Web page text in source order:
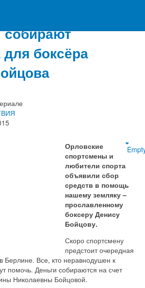
для боксёра
Орловские
спортсмены и
любители спорта
объявили сбор
средств в помощь
нашему земляку –
прославленному
боксеру Денису
Бойцову.
Скоро спортсмену
предстоит очередная
Берлине. Все, кто неравнодушен к
помочь. Деньги собираются на счет
Николаевны Бойцовой.